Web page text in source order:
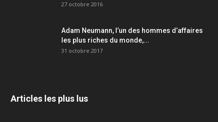
27 octobre 2016
Adam Neumann, l’un des hommes d’affaires
les plus riches du monde,...
31 octobre 2017
Articles les plus lus